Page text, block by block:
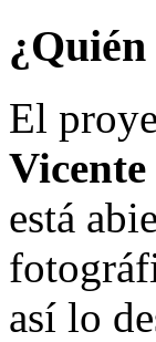
¿Quién
El
está
así lo